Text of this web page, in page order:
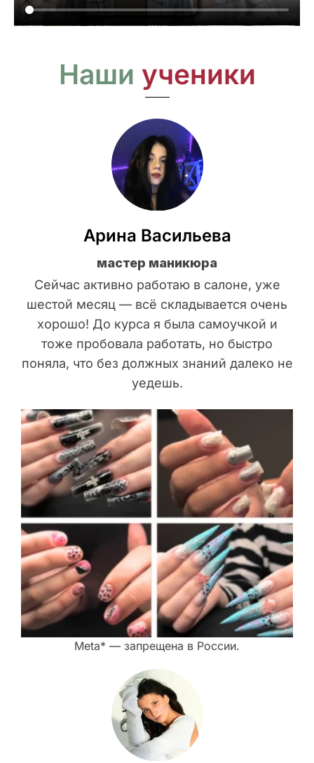
Наши ученики
Арина Васильева
мастер маникюра
Сейчас активно работаю в салоне, уже
шестой месяц — всё складывается очень
хорошо! До курса я была самоучкой и
тоже пробовала работать, но быстро
поняла, что без должных знаний далеко не
уедешь.
Meta* — запрещена в России.